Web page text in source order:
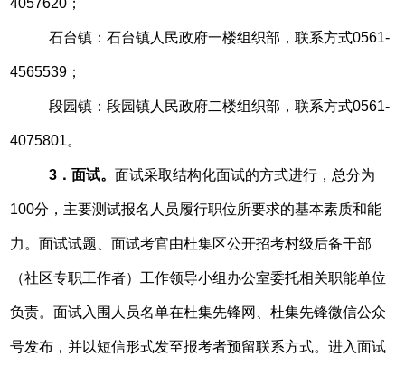
4057620；
石台镇：石台镇人民政府一楼组织部， 联系方式0561-
4565539；
段园镇：段园镇人民政府二楼组织部， 联系方式0561-
4075801。
3．面试。面试采取结构化面试的方式进行，总分为
100分，主要测试报名人员履行职位所要求的基本素质和能
力。面试试题、面试考官由杜集区公开招考村级后备干部
（社区专职工作者）工作领导小组办公室委托相关职能单位
负责。面试入围人员名单在杜集先锋网、杜集先锋微信公众
号发布，并以短信形式发至报考者预留联系方式。进入面试